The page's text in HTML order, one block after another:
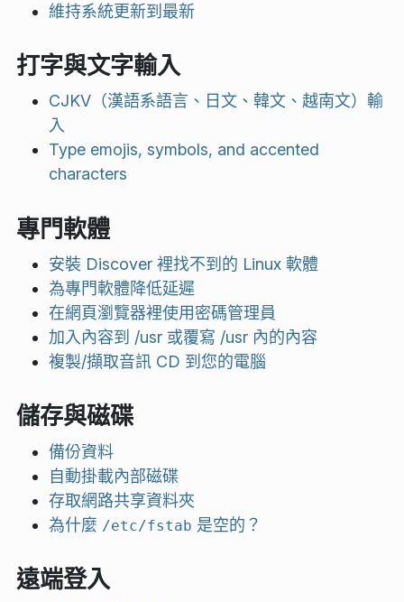
維持系統更新到最新
打字與文字輸入
CJKV（漢語系語言、日文、韓文、越南文）輸
入
Type emojis, symbols, and accented
characters
專門軟體
安裝 Discover 裡找不到的 Linux 軟體
為專門軟體降低延遲
在網頁瀏覽器裡使用密碼管理員
加入內容到 /usr 或覆寫 /usr 內的內容
複製/擷取音訊 CD 到您的電腦
儲存與磁碟
備份資料
自動掛載內部磁碟
存取網路共享資料夾
為什麼 /etc/fstab 是空的？
遠端登入